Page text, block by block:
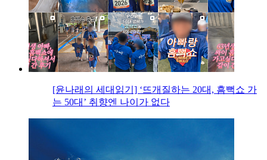
[윤나래의 세대읽기] ‘뜨개질하는 20대, 흠뻑쇼 가
는 50대’ 취향엔 나이가 없다